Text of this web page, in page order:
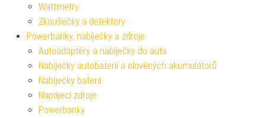
Wattmetry
Zkoušečky a detektory
Powerbanky, nabíječky a zdroje
Autoadaptéry a nabíječky do auta
Nabíječky autobaterií a olověných akumulátorů
Nabíječky baterií
Napájecí zdroje
Powerbanky